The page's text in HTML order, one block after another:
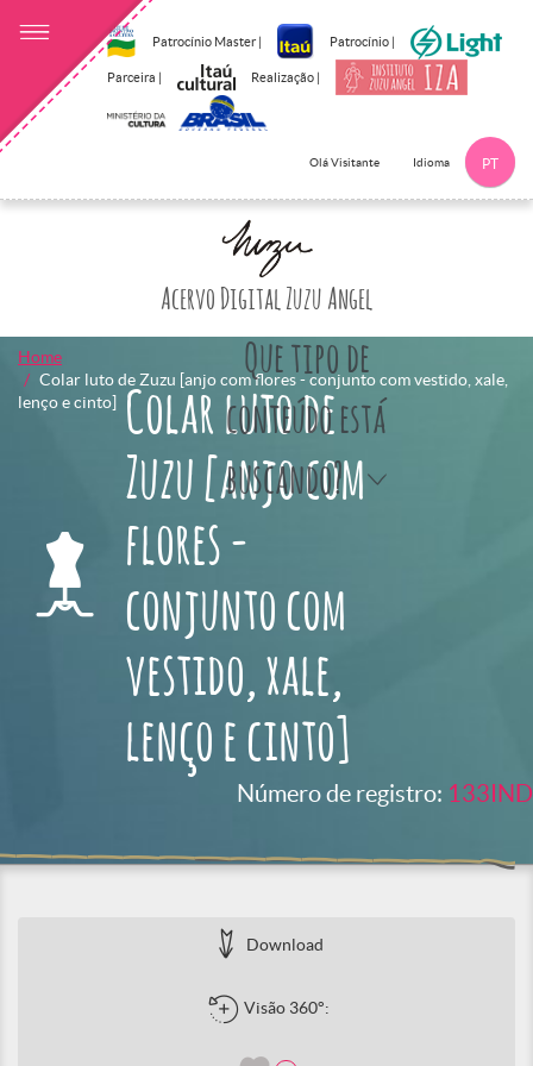
Patrocínio Master | Patrocínio |
Parceira | Realização |
Olá Visitante Idioma PT
Acervo Digital Zuzu Angel
Que tipo de
conteúdo está
buscando?
Home
Colar luto de Zuzu [anjo com flores - conjunto com vestido, xale,
lenço e cinto]
Colar luto de
Zuzu [anjo com
flores -
conjunto com
vestido, xale,
lenço e cinto]
Número de registro: 133IND
Download
Visão 360°: